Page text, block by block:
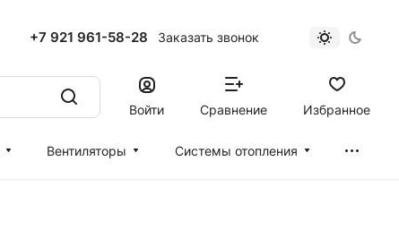
+7 921 961-58-28 Заказать звонок
Войти Сравнение Избранное
Вентиляторы Cистемы отопления